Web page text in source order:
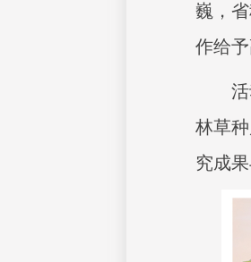
巍，
作给
林草
究成果